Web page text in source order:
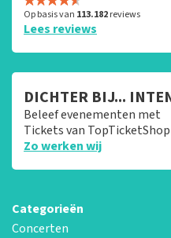
Op basis van 113.182reviews
Lees reviews
DICHTER BIJ...
Beleef evenementen met
Tickets van
Zo werken wij
Categorieën
Concerten